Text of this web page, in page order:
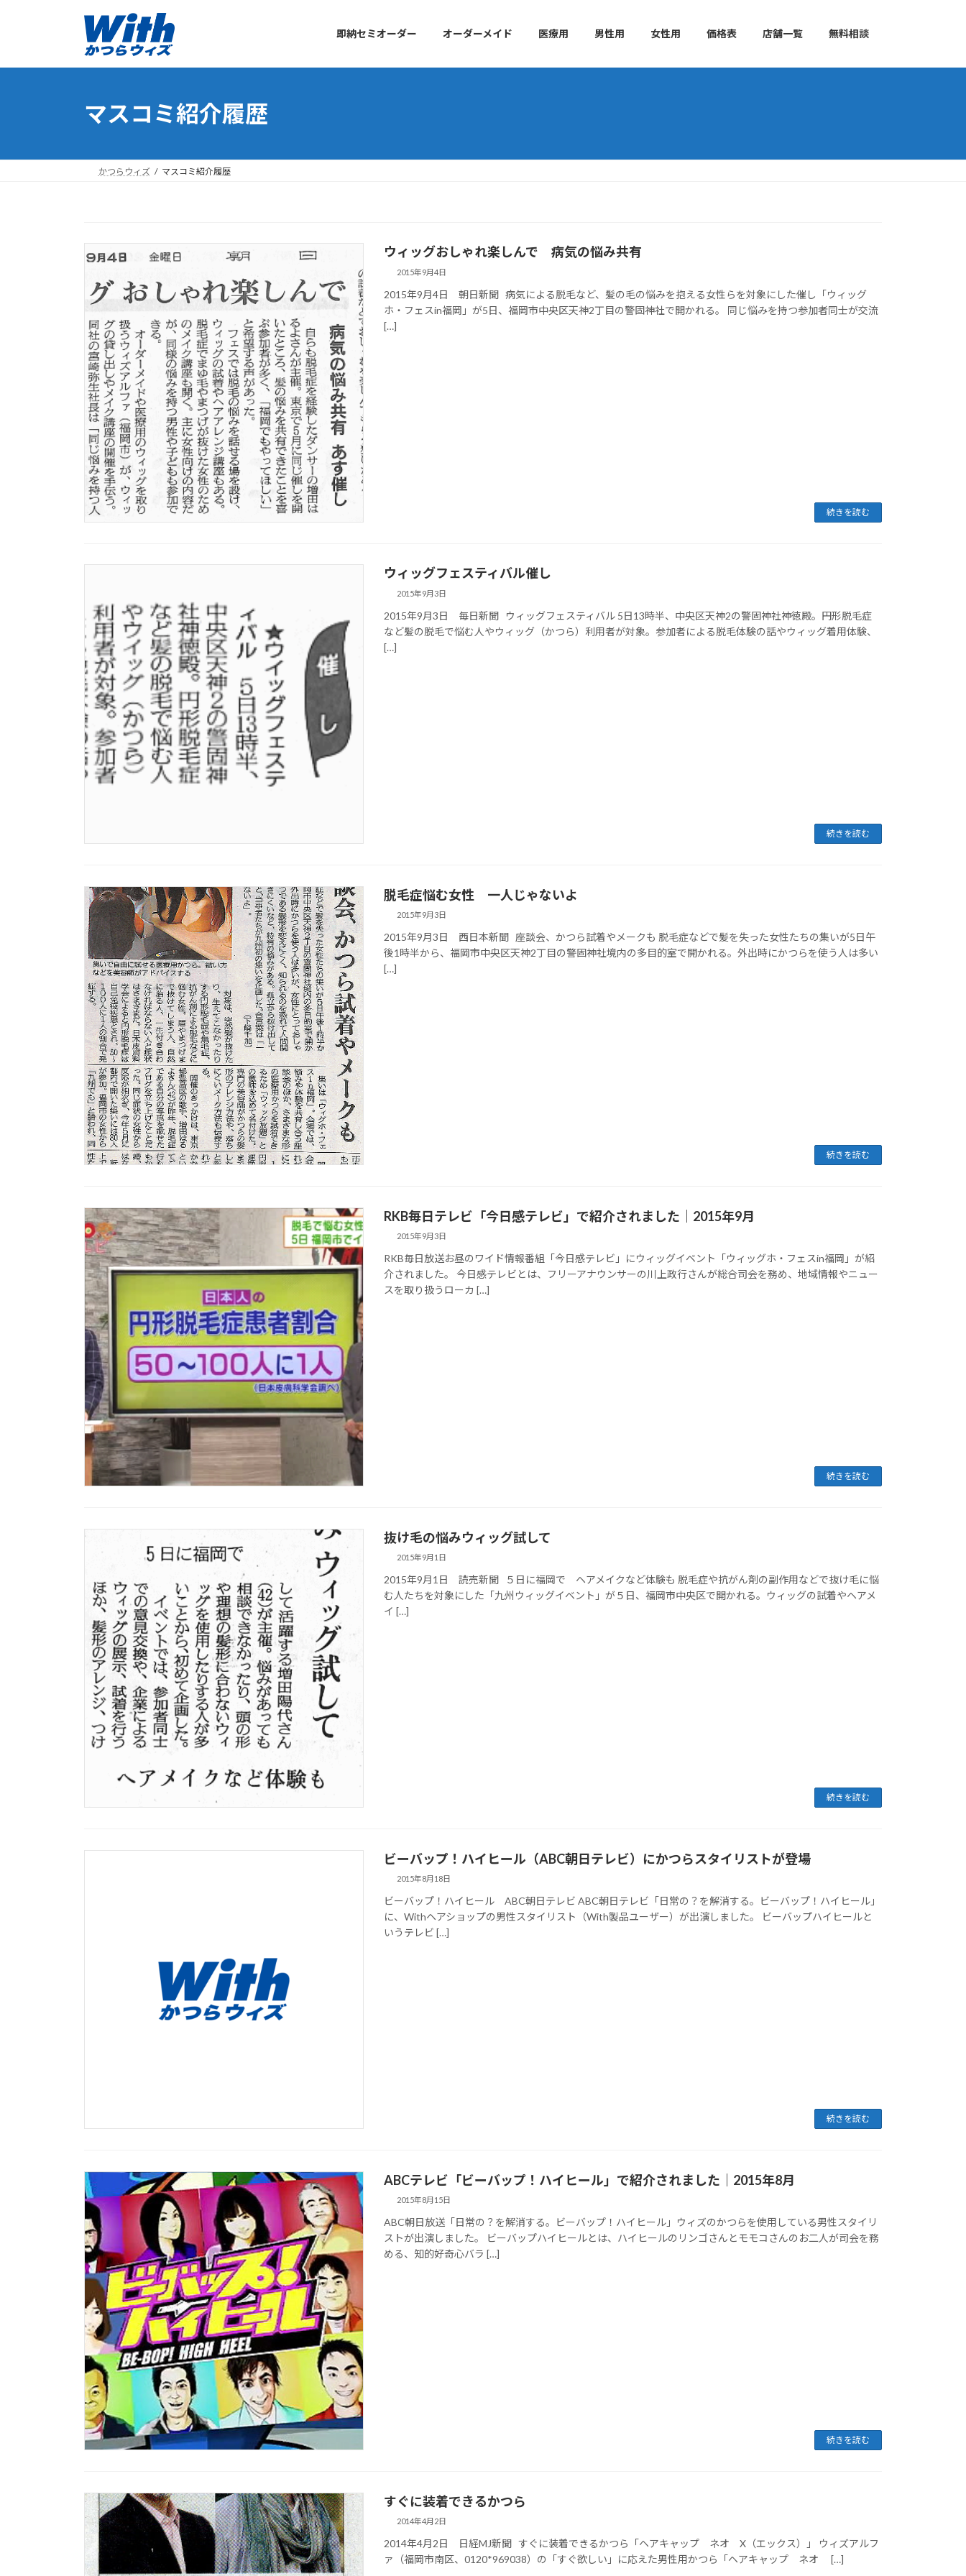
プ
動
即納セミオーダー オーダーメイド 医療用 男性用 女性用 価格表 店舗一覧 無料相談
マスコミ紹介履歴
かつらウィズ マスコミ紹介履歴
ウィッグおしゃれ楽しんで 病気の悩み共有
2015年9月4日
2015年9月4日 朝日新聞 病気による脱毛など、髪の毛の悩みを抱える女性らを対象にした催し「ウィッグ
ホ・フェスin福岡」が5日、福岡市中央区天神2丁目の警固神社で開かれる。 同じ悩みを持つ参加者同士が交流
[…]
続きを読む
ウィッグフェスティバル催し
2015年9月3日
2015年9月3日 毎日新聞 ウィッグフェスティバル 5日13時半、中央区天神2の警固神社神徳殿。円形脱毛症
など髪の脱毛で悩む人やウィッグ（かつら）利用者が対象。参加者による脱毛体験の話やウィッグ着用体験、
[…]
続きを読む
脱毛症悩む女性 一人じゃないよ
2015年9月3日
2015年9月3日 西日本新聞 座談会、かつら試着やメークも 脱毛症などで髪を失った女性たちの集いが5日午
後1時半から、福岡市中央区天神2丁目の警固神社境内の多目的室で開かれる。外出時にかつらを使う人は多い
[…]
続きを読む
RKB毎日テレビ「今日感テレビ」で紹介されました｜2015年9月
2015年9月3日
RKB毎日放送お昼のワイド情報番組「今日感テレビ」にウィッグイベント「ウィッグホ・フェスin福岡」が紹
介されました。 今日感テレビとは、フリーアナウンサーの川上政行さんが総合司会を務め、地域情報やニュー
スを取り扱うローカ […]
続きを読む
抜け毛の悩みウィッグ試して
2015年9月1日
2015年9月1日 読売新聞 ５日に福岡で ヘアメイクなど体験も 脱毛症や抗がん剤の副作用などで抜け毛に悩
む人たちを対象にした「九州ウィッグイベント」が５日、福岡市中央区で開かれる。ウィッグの試着やヘアメ
イ […]
続きを読む
ビーバップ！ハイヒール（ABC朝日テレビ）にかつらスタイリストが登場
2015年8月18日
ビーバップ！ハイヒール ABC朝日テレビ ABC朝日テレビ「日常の？を解消する。ビーバップ！ハイヒール」
に、Withヘアショップの男性スタイリスト（With製品ユーザー）が出演しました。 ビーバップハイヒールと
いうテレビ […]
続きを読む
ABCテレビ「ビーバップ！ハイヒール」で紹介されました｜2015年8月
2015年8月15日
ABC朝日放送「日常の？を解消する。ビーバップ！ハイヒール」ウィズのかつらを使用している男性スタイリ
ストが出演しました。 ビーバップハイヒールとは、ハイヒールのリンゴさんとモモコさんのお二人が司会を務
める、知的好奇心バラ […]
続きを読む
すぐに装着できるかつら
2014年4月2日
2014年4月2日 日経MJ新聞 すぐに装着できるかつら「ヘアキャップ ネオ X（エックス）」 ウィズアルフ
ァ（福岡市南区、0120*969038）の「すぐ欲しい」に応えた男性用かつら「ヘアキャップ ネオ […]